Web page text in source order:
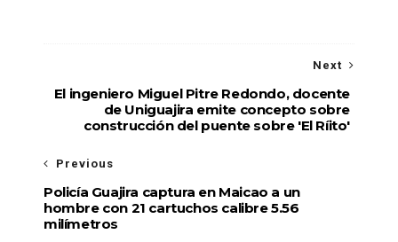
Next
El ingeniero Miguel Pitre Redondo, docente
de Uniguajira emite concepto sobre
construcción del puente sobre 'El Ríito'
Previous
Policía Guajira captura en Maicao a un
hombre con 21 cartuchos calibre 5.56
milímetros